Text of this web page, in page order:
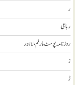
ر
رباعی
روزنامہ پوسٹ مارٹم، لاہور
ز
ڑ